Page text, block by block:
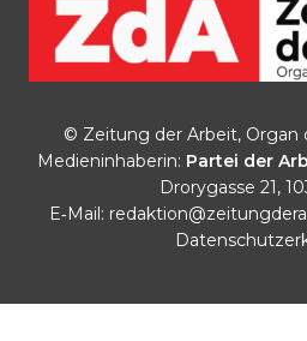
© Zeitung der Arbeit, Organ
Medieninhaberin: Partei der
Drorygasse 21,
E‑Mail: